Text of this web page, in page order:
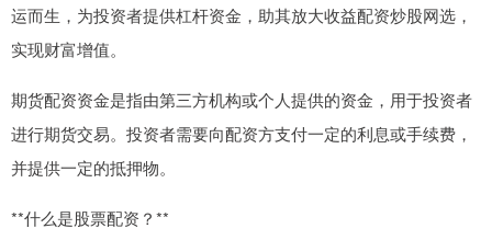
运而生，为投资者提供杠杆资金，助其放大收益配资炒股网选，
实现财富增值。
期货配资资金是指由第三方机构或个人提供的资金，用于投资者
进行期货交易。投资者需要向配资方支付一定的利息或手续费，
并提供一定的抵押物。
**什么是股票配资？**